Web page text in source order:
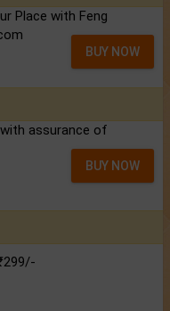
Place with Feng
BUY NOW
assurance of
BUY NOW